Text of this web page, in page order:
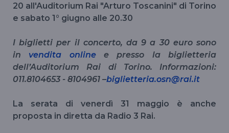
20 all'Auditorium Rai "Arturo Toscanini" di Torino
e sabato 1° giugno alle 20.30
I biglietti per il concerto, da 9 a 30 euro sono
in vendita onlinee presso la biglietteria
dell’Auditorium Rai di Torino. Informazioni:
011.8104653 - 8104961 –biglietteria.osn@rai.it
La serata di venerdì 31 maggio è anche
proposta in diretta da Radio 3 Rai.